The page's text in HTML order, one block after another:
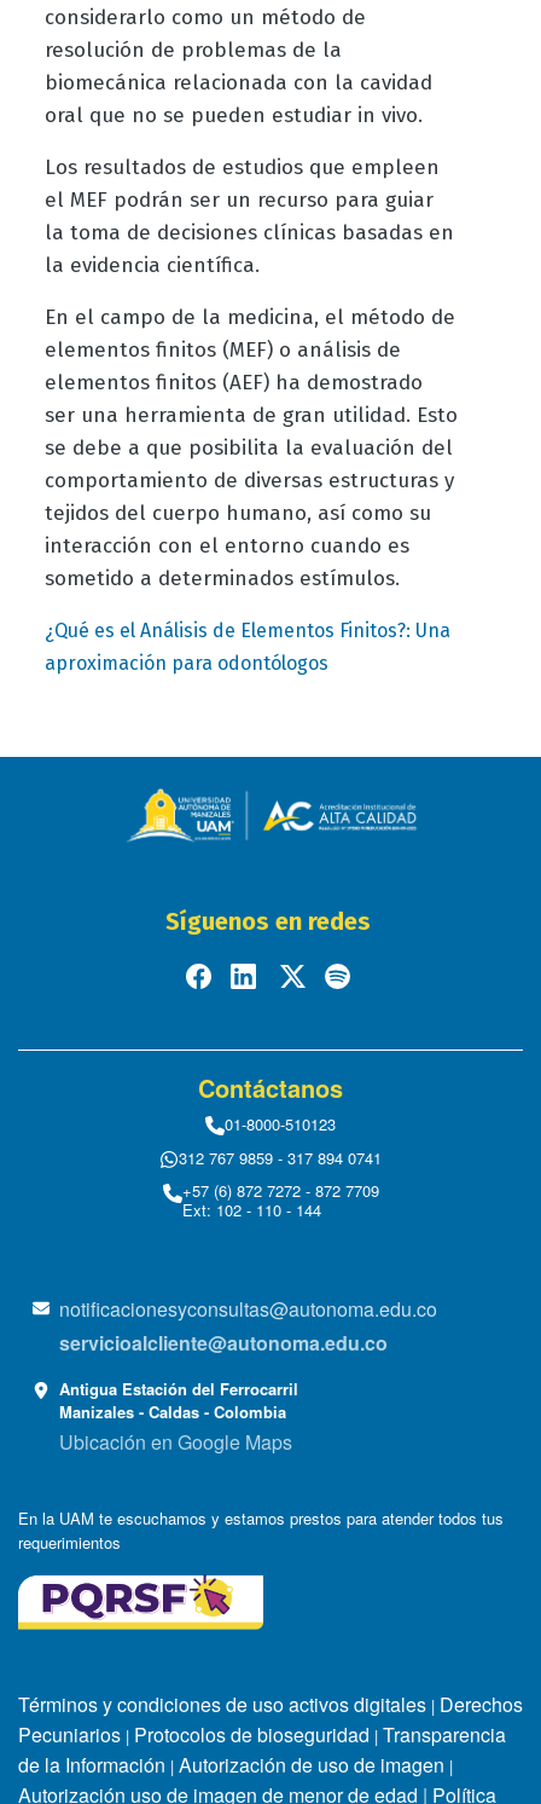
considerarlo como un método de
resolución de problemas de la
biomecánica relacionada con la cavidad
oral que no se pueden estudiar in vivo.
Los resultados de estudios que empleen
el MEF podrán ser un recurso para guiar
la toma de decisiones clínicas basadas en
la evidencia científica.
En el campo de la medicina, el método de
elementos finitos (MEF) o análisis de
elementos finitos (AEF) ha demostrado
ser una herramienta de gran utilidad. Esto
se debe a que posibilita la evaluación del
comportamiento de diversas estructuras y
tejidos del cuerpo humano, así como su
interacción con el entorno cuando es
sometido a determinados estímulos.
¿Qué es el Análisis de Elementos Finitos?: Una
aproximación para odontólogos
Síguenos en redes
Contáctanos
01-8000-510123
312 767 9859 - 317 894 0741
+57 (6) 872 7272 - 872 7709
Ext: 102 - 110 - 144
notificacionesyconsultas@autonoma.edu.co
servicioalcliente@autonoma.edu.co
Antigua Estación del Ferrocarril
Manizales - Caldas - Colombia
Ubicación en Google Maps
En la UAM te escuchamos y estamos prestos para atender todos tus
requerimientos
Términos y condiciones de uso activos digitales | Derechos
Pecuniarios | Protocolos de bioseguridad | Transparencia
de la Información | Autorización de uso de imagen |
Autorización uso de imagen de menor de edad | Política